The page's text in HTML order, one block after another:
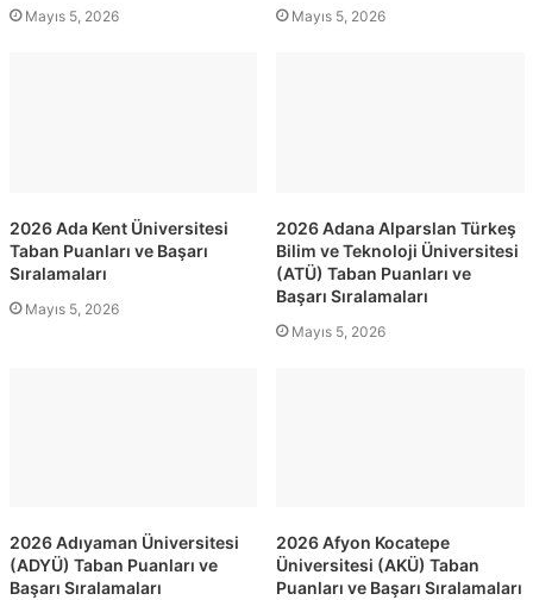
Mayıs 5, 2026 Mayıs 5, 2026
2026 Ada Kent Üniversitesi
Taban Puanları ve Başarı
Sıralamaları
Mayıs 5, 2026
2026 Adana Alparslan Türkeş
Bilim ve Teknoloji Üniversitesi
(ATÜ) Taban Puanları ve
Başarı Sıralamaları
Mayıs 5, 2026
2026 Adıyaman Üniversitesi
(ADYÜ) Taban Puanları ve
Başarı Sıralamaları
2026 Afyon Kocatepe
Üniversitesi (AKÜ) Taban
Puanları ve Başarı Sıralamaları